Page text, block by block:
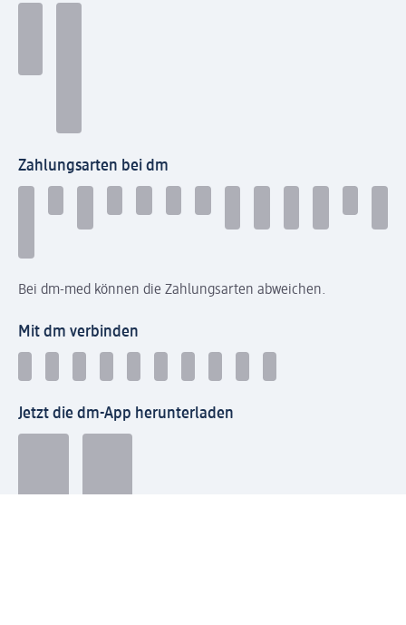
Zahlungsarten bei dm
Bei dm-med können die Zahlungsarten abweichen.
Mit dm verbinden
Jetzt die dm-App herunterladen